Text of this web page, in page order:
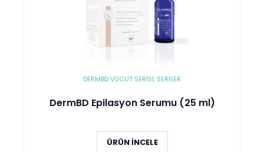
DERMBD VÜCUT SERISI, SERİLER
DermBD Epilasyon Serumu (25 ml)
ÜRÜN İNCELE